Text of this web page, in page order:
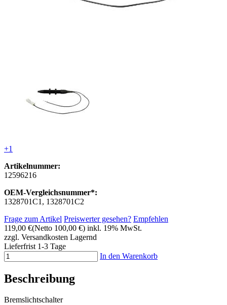
+1
Artikelnummer:
12596216
OEM-Vergleichsnummer*:
1328701C1, 1328701C2
Frage zum Artikel Preiswerter gesehen? Empfehlen
119,00 €(Netto 100,00 €) inkl. 19% MwSt.
zzgl. Versandkosten Lagernd
Lieferfrist 1-3 Tage
In den Warenkorb
Beschreibung
Bremslichtschalter